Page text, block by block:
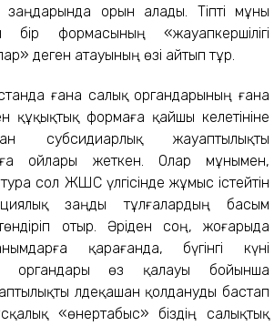
заңдарында орын алады. Тіпті мұны
бір формасының «жауапкершілігі
деген атауының өзі айтып тұр.
ғана салық органдарының ғана
құқықтық формаға қайшы келетініне
субсидиарлық жауаптылықты
ойлары жеткен. Олар мұнымен,
тура сол ЖШС үлгісінде жұмыс істейтін
заңды тұлғалардың басым
төндіріп отыр. Әріден соң, жоғарыда
қарағанда, бүгінгі күні
органдары өз қалауы бойынша
әлдеқашан қолдануды бастап
«өнертабыс» біздің салықтық